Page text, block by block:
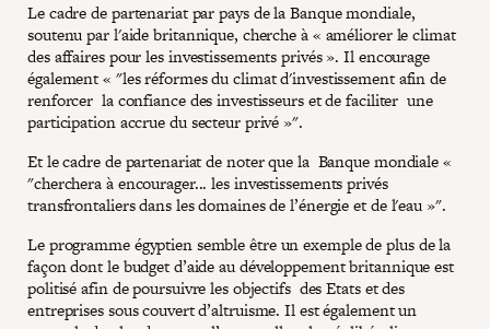
Le cadre de partenariat par pays de la Banque mondiale,
soutenu par l'aide britannique, cherche à « améliorer le climat
des affaires pour les investissements privés ». Il encourage
également « "les réformes du climat d'investissement afin de
renforcer la confiance des investisseurs et de faciliter une
participation accrue du secteur privé »".
Et le cadre de partenariat de noter que la Banque mondiale «
"cherchera à encourager... les investissements privés
transfrontaliers dans les domaines de l’énergie et de l'eau »".
Le programme égyptien semble être un exemple de plus de la
façon dont le budget d’aide au développement britannique est
politisé afin de poursuivre les objectifs des Etats et des
entreprises sous couvert d’altruisme. Il est également un